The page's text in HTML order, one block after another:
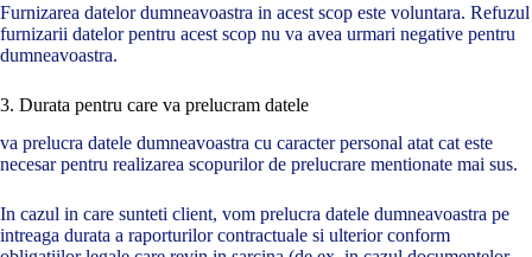
Furnizarea datelor dumneavoastra in acest scop este voluntara. Refuzul
furnizarii datelor pentru acest scop nu va avea urmari negative pentru
dumneavoastra.
3. Durata pentru care va prelucram datele
va prelucra datele dumneavoastra cu caracter personal atat cat este
necesar pentru realizarea scopurilor de prelucrare mentionate mai sus.
In cazul in care sunteti client, vom prelucra datele dumneavoastra pe
intreaga durata a raporturilor contractuale si ulterior conform